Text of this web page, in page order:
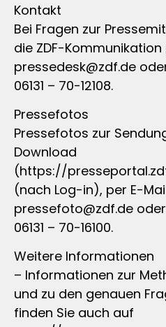
Kontakt
Bei Fragen zur
die ZDF-
pressedesk@zdf.de
06131 – 70-12108.
Pressefotos
Pressefotos zur
Download
(https://
(nach Log-in), per E-
pressefoto@zdf.de
06131 – 70-16100.
Weitere Informationen
– Informationen zur
und zu den genauen
finden Sie auch auf